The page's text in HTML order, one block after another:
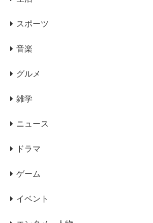
スポーツ
音楽
グルメ
雑学
ニュース
ドラマ
ゲーム
イベント